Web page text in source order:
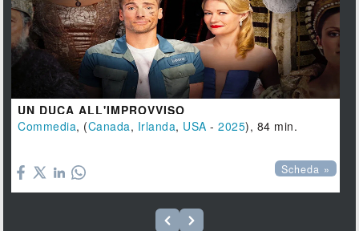
UN DUCA ALL'IMPROVVISO
Commedia, (Canada, Irlanda, USA -2025), 84 min.
Scheda »